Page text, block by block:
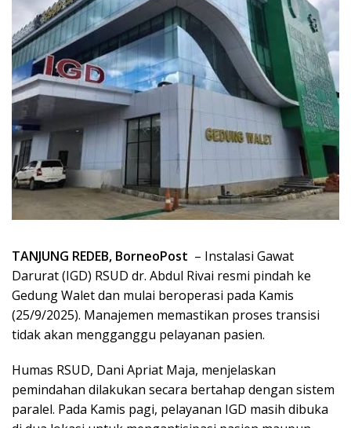
TANJUNG REDEB, BorneoPost – Instalasi Gawat
Darurat (IGD) RSUD dr. Abdul Rivai resmi pindah ke
Gedung Walet dan mulai beroperasi pada Kamis
(25/9/2025). Manajemen memastikan proses transisi
tidak akan mengganggu pelayanan pasien.
Humas RSUD, Dani Apriat Maja, menjelaskan
pemindahan dilakukan secara bertahap dengan sistem
paralel. Pada Kamis pagi, pelayanan IGD masih dibuka